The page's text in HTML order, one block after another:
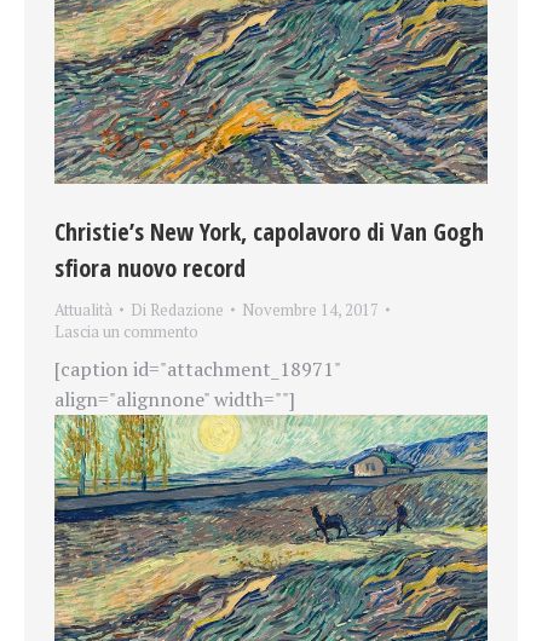
Christie’s New York, capolavoro di Van Gogh
sfiora nuovo record
Attualità Di Redazione
Novembre 14, 2017
Lascia un commento
[caption id="attachment_18971"
align="alignnone" width=""]